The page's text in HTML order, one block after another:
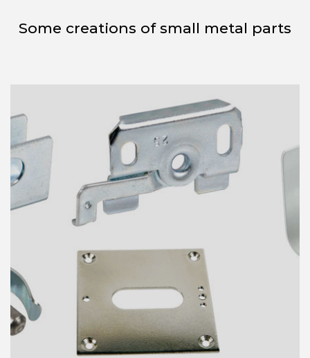
Some creations of small metal parts